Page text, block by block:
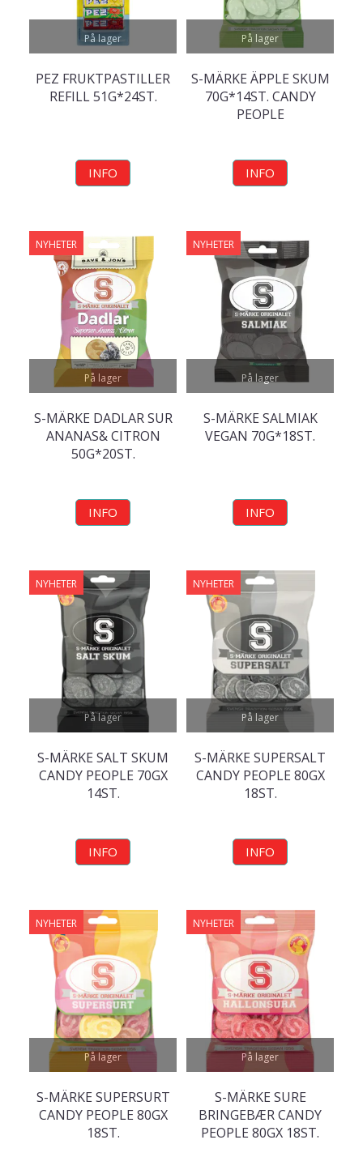
På lager
PEZ FRUKTPASTILLER
REFILL 51G*24ST.
INFO
På lager
S-MÄRKE ÄPPLE SKUM
70G*14ST. CANDY
PEOPLE
INFO
På lager
NYHETER
S-MÄRKE DADLAR SUR
ANANAS& CITRON
50G*20ST.
INFO
På lager
NYHETER
S-MÄRKE SALMIAK
VEGAN 70G*18ST.
INFO
På lager
NYHETER
S-MÄRKE SALT SKUM
CANDY PEOPLE 70GX
14ST.
INFO
På lager
NYHETER
S-MÄRKE SUPERSALT
CANDY PEOPLE 80GX
18ST.
INFO
På lager
NYHETER
S-MÄRKE SUPERSURT
CANDY PEOPLE 80GX
18ST.
På lager
NYHETER
S-MÄRKE SURE
BRINGEBÆR CANDY
PEOPLE 80GX 18ST.